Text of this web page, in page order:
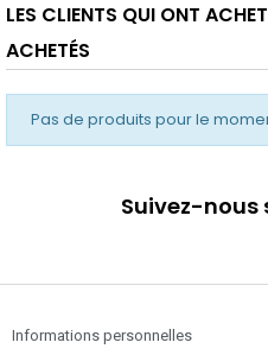
LES CLIENTS QUI ONT
ACHETÉS
Pas de produits pour le
Suivez-nous
Informations personnelles